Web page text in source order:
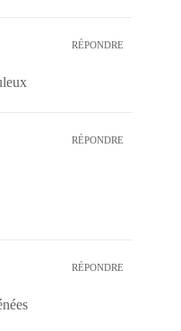
RÉPONDRE
RÉPONDRE
RÉPONDRE